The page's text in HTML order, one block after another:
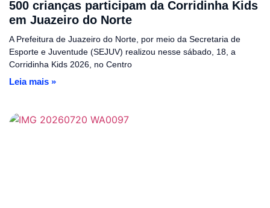
500 crianças participam da Corridinha Kids
em Juazeiro do Norte
A Prefeitura de Juazeiro do Norte, por meio da Secretaria de
Esporte e Juventude (SEJUV) realizou nesse sábado, 18, a
Corridinha Kids 2026, no Centro
Leia mais »